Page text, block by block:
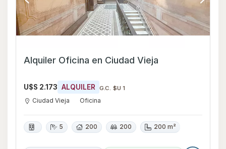
Alquiler Oficina en Ciudad Vieja
U$S 2.173 ALQUILER G.C. $U 1
Ciudad Vieja Oficina
5 200 200 200 m²